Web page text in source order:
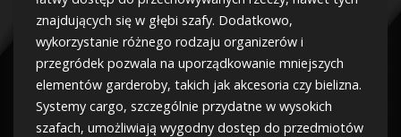
znajdujących się w głębi szafy. Dodatkowo,
wykorzystanie różnego rodzaju organizerów i
przegródek pozwala na uporządkowanie mniejszych
elementów garderoby, takich jak akcesoria czy bielizna.
Systemy cargo, szczególnie przydatne w wysokich
szafach, umożliwiają wygodny dostęp do przedmiotów